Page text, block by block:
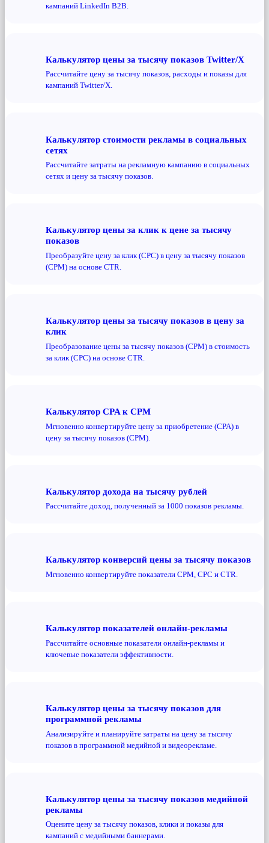
кампаний LinkedIn B2B.
Калькулятор цены за тысячу показов Twitter/X
Рассчитайте цену за тысячу показов, расходы и показы для
кампаний Twitter/X.
Калькулятор стоимости рекламы в социальных
сетях
Рассчитайте затраты на рекламную кампанию в социальных
сетях и цену за тысячу показов.
Калькулятор цены за клик к цене за тысячу
показов
Преобразуйте цену за клик (CPC) в цену за тысячу показов
(CPM) на основе CTR.
Калькулятор цены за тысячу показов в цену за
клик
Преобразование цены за тысячу показов (CPM) в стоимость
за клик (CPC) на основе CTR.
Калькулятор CPA к CPM
Мгновенно конвертируйте цену за приобретение (CPA) в
цену за тысячу показов (CPM).
Калькулятор дохода на тысячу рублей
Рассчитайте доход, полученный за 1000 показов рекламы.
Калькулятор конверсий цены за тысячу показов
Мгновенно конвертируйте показатели CPM, CPC и CTR.
Калькулятор показателей онлайн-рекламы
Рассчитайте основные показатели онлайн-рекламы и
ключевые показатели эффективности.
Калькулятор цены за тысячу показов для
программной рекламы
Анализируйте и планируйте затраты на цену за тысячу
показов в программной медийной и видеорекламе.
Калькулятор цены за тысячу показов медийной
рекламы
Оцените цену за тысячу показов, клики и показы для
кампаний с медийными баннерами.